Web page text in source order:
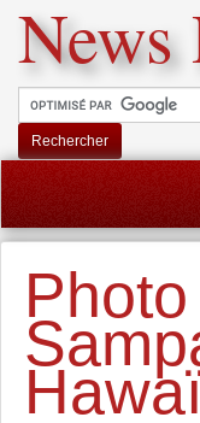
News
Rechercher